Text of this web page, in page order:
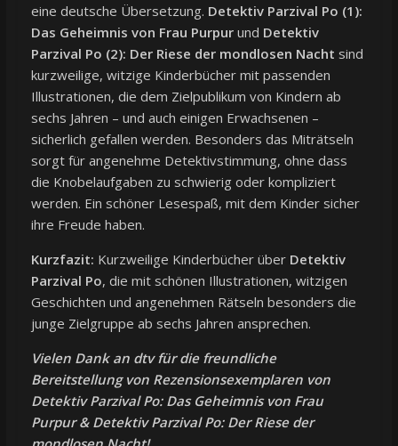
eine deutsche Übersetzung. Detektiv Parzival Po (1):
Das Geheimnis von Frau Purpurund Detektiv
Parzival Po (2): Der Riese der mondlosen Nacht sind
kurzweilige, witzige Kinderbücher mit passenden
Illustrationen, die dem Zielpublikum von Kindern ab
sechs Jahren – und auch einigen Erwachsenen –
sicherlich gefallen werden. Besonders das Miträtseln
sorgt für angenehme Detektivstimmung, ohne dass
die Knobelaufgaben zu schwierig oder kompliziert
werden. Ein schöner Lesespaß, mit dem Kinder sicher
ihre Freude haben.
Kurzfazit: Kurzweilige Kinderbücher über Detektiv
Parzival Po, die mit schönen Illustrationen, witzigen
Geschichten und angenehmen Rätseln besonders die
junge Zielgruppe ab sechs Jahren ansprechen.
Vielen Dank an dtv für die freundliche
Bereitstellung von Rezensionsexemplaren von
Detektiv Parzival Po: Das Geheimnis von Frau
Purpur & Detektiv Parzival Po: Der Riese der